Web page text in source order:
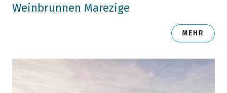
Weinbrunnen Marezige
MEHR